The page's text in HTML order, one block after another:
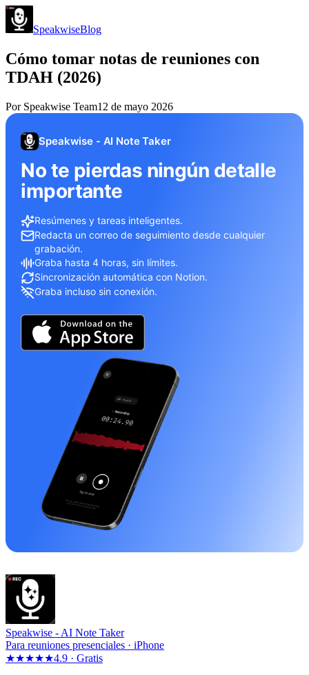
SpeakwiseBlog
Cómo tomar notas de reuniones con
TDAH (2026)
Por Speakwise Team12 de mayo 2026
Speakwise - AI Note Taker
No te pierdas ningún detalle
importante
Resúmenes y tareas inteligentes.
Redacta un correo de seguimiento desde cualquier
grabación.
Graba hasta 4 horas, sin límites.
Sincronización automática con Notion.
Graba incluso sin conexión.
Speakwise - AI Note Taker
Para reuniones presenciales · iPhone
★★★★★4.9 · Gratis